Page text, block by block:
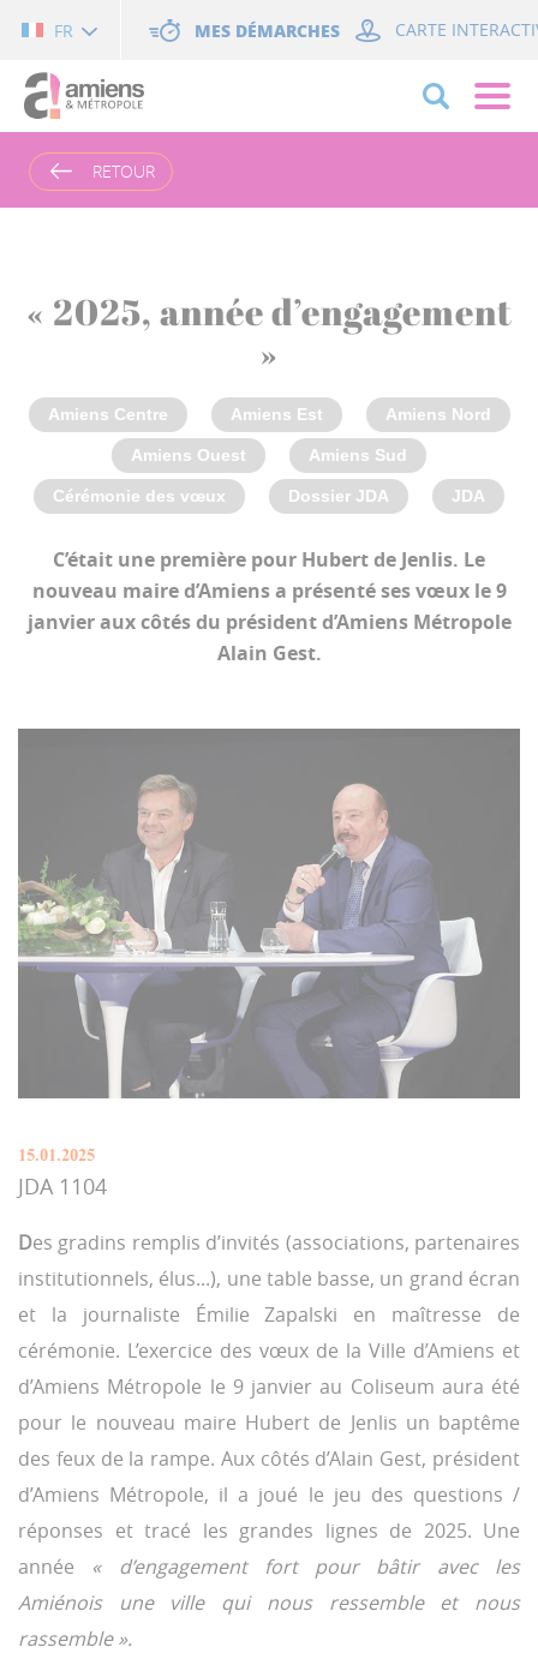
FR MES DÉMARCHES CARTE
RETOUR
« 2025, année d’engagement
»
Amiens Centre Amiens Est Amiens Nord
Amiens Ouest Amiens Sud
Cérémonie des vœux Dossier JDA JDA
C’était une première pour Hubert de Jenlis. Le
nouveau maire d’Amiens a présenté ses vœux le 9
janvier aux côtés du président d’Amiens Métropole
Alain Gest.
15.01.2025
JDA 1104
Des gradins remplis d’invités (associations, partenaires
institutionnels, élus...), une table basse, un grand écran
et la journaliste Émilie Zapalski en maîtresse de
cérémonie. L’exercice des vœux de la Ville d’Amiens et
d’Amiens Métropole le 9 janvier au Coliseum aura été
pour le nouveau maire Hubert de Jenlis un baptême
des feux de la rampe. Aux côtés d’Alain Gest, président
d’Amiens Métropole, il a joué le jeu des questions /
réponses et tracé les grandes lignes de 2025. Une
année « d’engagement fort pour bâtir avec les
Amiénois une ville qui nous ressemble et nous
rassemble ».